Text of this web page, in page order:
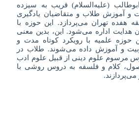
(علیه‌السلام) قریب به سیزده
و آموزش طلاب و متقاضیان یادگیری
هفده تهران می‌پردازد. این حوزه با
اداره می‌شود. این، بدین معنی
علمیه با رویکرد کوتاه مدت و
و آموزش داده می‌شوند. طلاب در
مرسوم علوم دینی از قبیل علوم ادب
کلام و فلسفه به دروس روشی با
می‌پردازند.